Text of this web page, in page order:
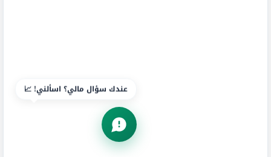
عندك سؤال مالي؟ اسألني! 📈